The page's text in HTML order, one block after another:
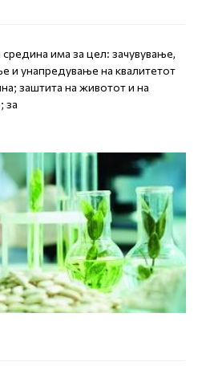
има за цел: зачувување,
и унапредување на квалитетот
заштита на животот и на
за